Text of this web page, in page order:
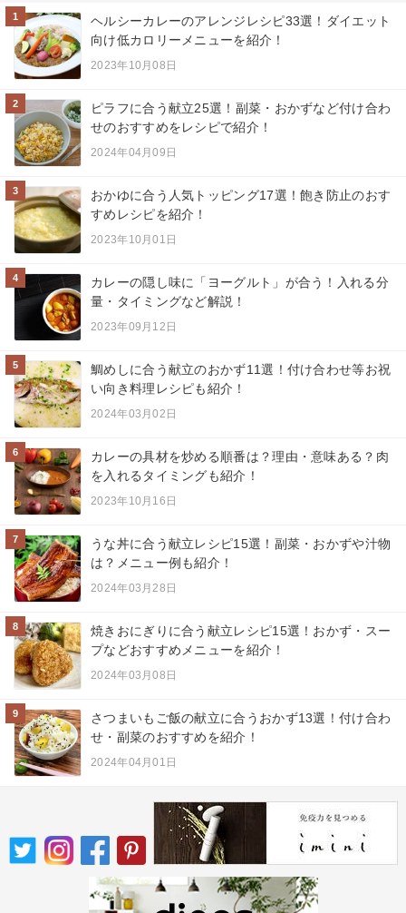
1
ヘルシーカレーのアレンジレシピ33選！ダイエット
向け低カロリーメニューを紹介！
2023年10月08日
2
ピラフに合う献立25選！副菜・おかずなど付け合わ
せのおすすめをレシピで紹介！
2024年04月09日
3
おかゆに合う人気トッピング17選！飽き防止のおす
すめレシピを紹介！
2023年10月01日
4
カレーの隠し味に「ヨーグルト」が合う！入れる分
量・タイミングなど解説！
2023年09月12日
5
鯛めしに合う献立のおかず11選！付け合わせ等お祝
い向き料理レシピも紹介！
2024年03月02日
6
カレーの具材を炒める順番は？理由・意味ある？肉
を入れるタイミングも紹介！
2023年10月16日
7
うな丼に合う献立レシピ15選！副菜・おかずや汁物
は？メニュー例も紹介！
2024年03月28日
8
焼きおにぎりに合う献立レシピ15選！おかず・スー
プなどおすすめメニューを紹介！
2024年03月08日
9
さつまいもご飯の献立に合うおかず13選！付け合わ
せ・副菜のおすすめを紹介！
2024年04月01日